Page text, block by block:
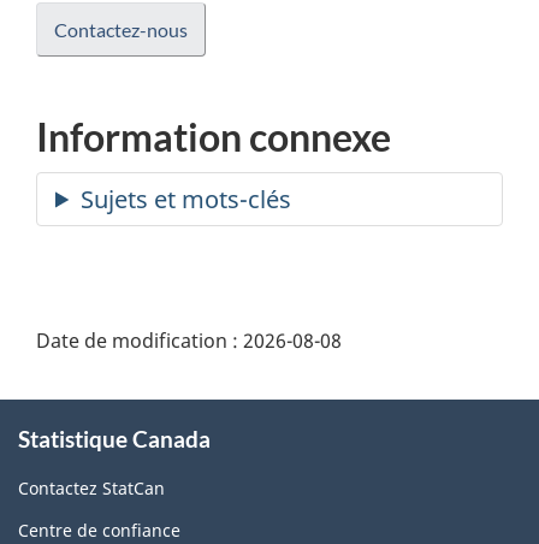
Contactez-nous
Information connexe
Date de modification : 2026-08-08
propos
de
ce
Statistique Canada
Contactez StatCan
Centre de confiance